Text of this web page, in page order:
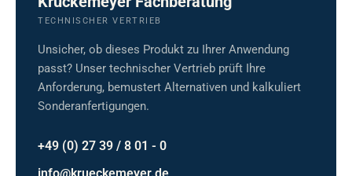
TECHNISCHER VERTRIEB
Unsicher, ob dieses Produkt zu Ihrer Anwendung
passt? Unser technischer Vertrieb prüft Ihre
Anforderung, bemustert Alternativen und kalkuliert
Sonderanfertigungen.
+49 (0) 27 39 / 8 01 - 0